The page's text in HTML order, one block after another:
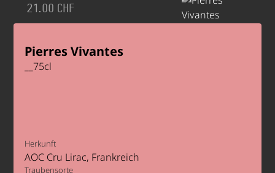
21.00 CHF
Pierres Vivantes
75cl
Herkunft
AOC Cru Lirac Frankreich
Traubensorte